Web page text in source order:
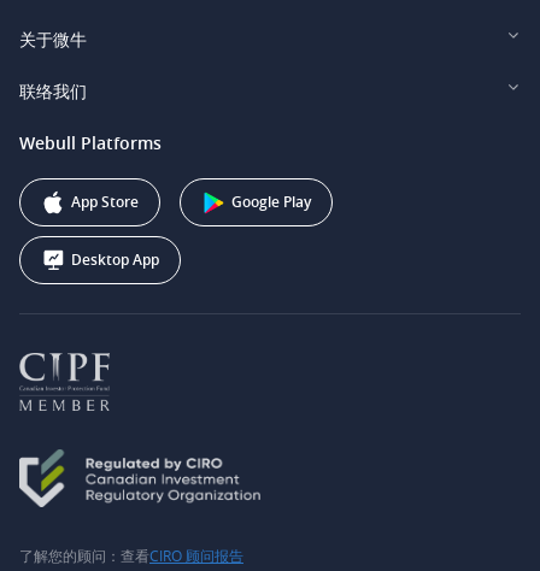
Webull Securities South Africa (Pty) Ltd.
Webull Securities (Australia) Pty. Ltd.
Webull Corporation
Legal and Disclosures
关于微牛
投资者关系
联络我们
support@webull.ca
+1 (888) 228-0958
Webull Platforms
App Store Google Play
Desktop App
了解您的顾问：查看CIRO 顾问报告